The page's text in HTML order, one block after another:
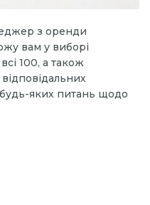
з оренди
вам у виборі
100, а також
яких питань щодо